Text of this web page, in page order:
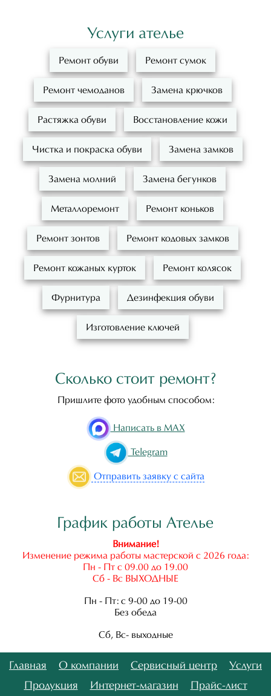
Услуги ателье
Ремонт обуви Ремонт сумок
Ремонт чемоданов Замена крючков
Растяжка обуви Восстановление кожи
Чистка и покраска обуви Замена замков
Замена молний Замена бегунков
Металлоремонт Ремонт коньков
Ремонт зонтов Ремонт кодовых замков
Ремонт кожаных курток Ремонт колясок
Фурнитура Дезинфекция обуви
Изготовление ключей
Сколько стоит ремонт?
Пришлите фото удобным способом:
Написать в MAX
Telegram
Отправить заявку с сайта
График работы Ателье
Внимание!
Изменение режима работы мастерской с 2026 года:
Пн - Пт с 09.00 до 19.00
Сб - Вс ВЫХОДНЫЕ
Пн - Пт: с 9-00 до 19-00
Без обеда
Сб, Вс- выходные
Главная О компании Сервисный центр
Услуги
Продукция
Интернет-магазин Прайс-лист